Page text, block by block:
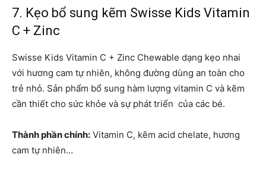
7. Kẹo bổ sung kẽm Swisse Kids Vitamin
C + Zinc
Swisse Kids Vitamin C + Zinc Chewable dạng kẹo nhai
với hương cam tự nhiên, không đường dùng an toàn cho
trẻ nhỏ. Sản phẩm bổ sung hàm lượng vitamin C và kẽm
cần thiết cho sức khỏe và sự phát triển của các bé.
Thành phần chính: Vitamin C, kẽm acid chelate, hương
cam tự nhiên…